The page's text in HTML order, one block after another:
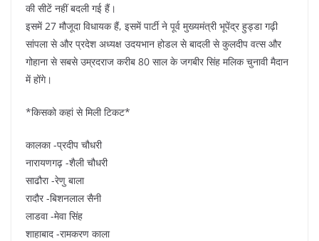
की सीटें नहीं बदली गई हैं।
इसमें 27 मौजूदा विधायक हैं, इसमें पार्टी ने पूर्व मुख्यमंत्री भूपेंद्र हुड्डा गढ़ी
सांपला से और प्रदेश अध्यक्ष उदयभान होडल से बादली से कुलदीप वत्स और
गोहाना से सबसे उम्रदराज करीब 80 साल के जगबीर सिंह मलिक चुनावी मैदान
में होंगे।
*किसको कहां से मिली टिकट*
कालका -प्रदीप चौधरी
नारायणगढ़ -शैली चौधरी
साढौरा -रेणु बाला
रादौर -बिशनलाल सैनी
लाडवा -मेवा सिंह
शाहाबाद -रामकरण काला